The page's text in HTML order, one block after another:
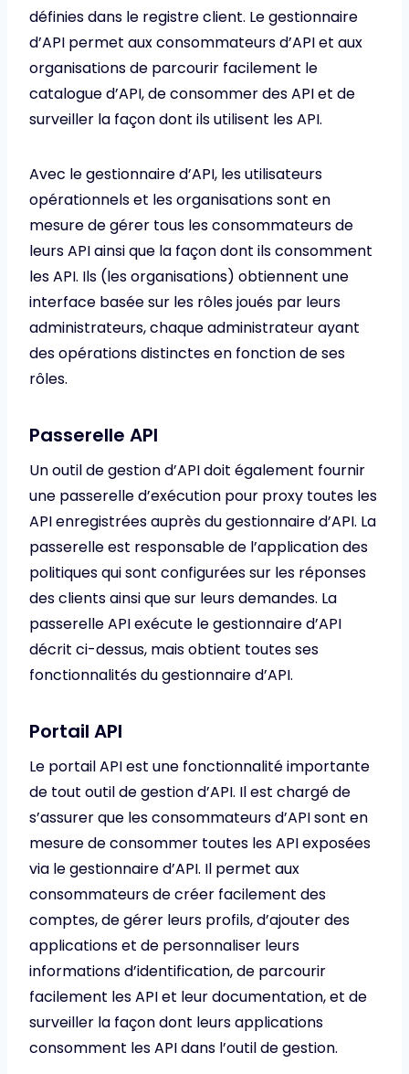
définies dans le registre client. Le gestionnaire
d’API permet aux consommateurs d’API et aux
organisations de parcourir facilement le
catalogue d’API, de consommer des API et de
surveiller la façon dont ils utilisent les API.
Avec le gestionnaire d’API, les utilisateurs
opérationnels et les organisations sont en
mesure de gérer tous les consommateurs de
leurs API ainsi que la façon dont ils consomment
les API. Ils (les organisations) obtiennent une
interface basée sur les rôles joués par leurs
administrateurs, chaque administrateur ayant
des opérations distinctes en fonction de ses
rôles.
Passerelle API
Un outil de gestion d’API doit également fournir
une passerelle d’exécution pour proxy toutes les
API enregistrées auprès du gestionnaire d’API. La
passerelle est responsable de l’application des
politiques qui sont configurées sur les réponses
des clients ainsi que sur leurs demandes. La
passerelle API exécute le gestionnaire d’API
décrit ci-dessus, mais obtient toutes ses
fonctionnalités du gestionnaire d’API.
Portail API
Le portail API est une fonctionnalité importante
de tout outil de gestion d’API. Il est chargé de
s’assurer que les consommateurs d’API sont en
mesure de consommer toutes les API exposées
via le gestionnaire d’API. Il permet aux
consommateurs de créer facilement des
comptes, de gérer leurs profils, d’ajouter des
applications et de personnaliser leurs
informations d’identification, de parcourir
facilement les API et leur documentation, et de
surveiller la façon dont leurs applications
consomment les API dans l’outil de gestion.